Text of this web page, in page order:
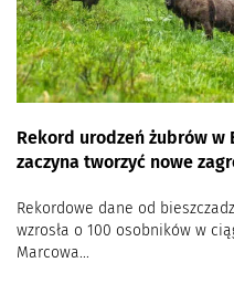
Rekord urodzeń żubrów w
zaczyna tworzyć nowe
Rekordowe dane od
wzrosła o 100 osobników w
Marcowa...